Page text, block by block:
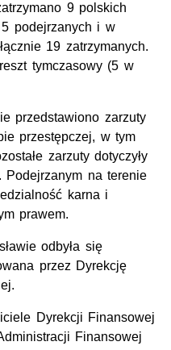
9 polskich
podejrzanych i w
19 zatrzymanych.
tymczasowy (5 w
przedstawiono zarzuty
przestępczej, w tym
zarzuty dotyczyły
Podejrzanym na terenie
karna i
prawem.
odbyła się
przez Dyrekcję
Dyrekcji Finansowej
Finansowej